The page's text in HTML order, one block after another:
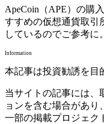
ApeCoin（APE）の購
すすめの仮想通貨取引
しているのでご参考に。
Information
本記事は投資勧誘を目
当サイトの記事には、
ョンを含む場合があり
一部の掲載プロジェク